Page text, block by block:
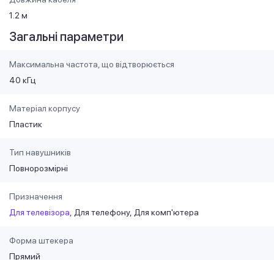
1.2 м
Загальні параметри
Максимальна частота, що відтворюється
40 кГц
Матеріал корпусу
Пластик
Тип навушників
Повнорозмірні
Призначення
Для телевізора
Для телефону Для комп'ютера
Форма штекера
Прямий